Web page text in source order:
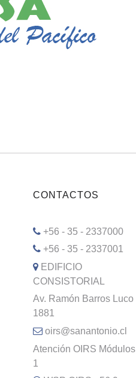
CONTACTOS
+56 - 35 - 2337000
+56 - 35 - 2337001
EDIFICIO
CONSISTORIAL
Av. Ramón Barros Luco
1881
oirs@sanantonio.cl
Atención OIRS Módulos
1